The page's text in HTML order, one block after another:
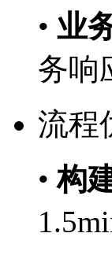
• 业务
务响
流程
•构